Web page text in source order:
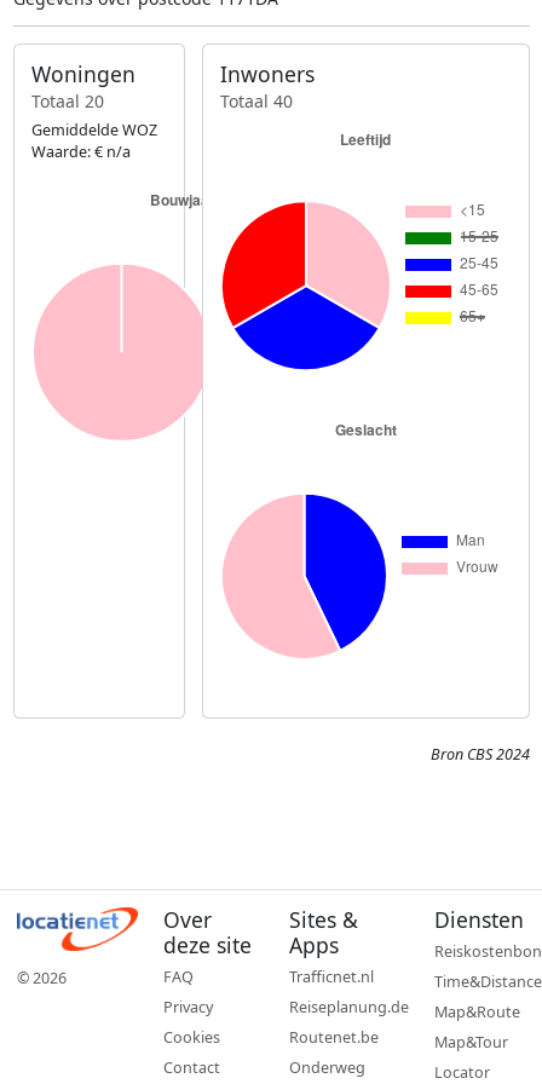
Woningen
Totaal 20
Gemiddelde WOZ
Waarde: € n/a
Inwoners
Totaal 40
Bron CBS 2024
© 2026
Over
deze site
FAQ
Privacy
Cookies
Contact
Sites &
Apps
Trafficnet.nl
Reiseplanung.de
Routenet.be
Onderweg
Diensten
Reiskostenbon
Time&Distance
Map&Route
Map&Tour
Locator